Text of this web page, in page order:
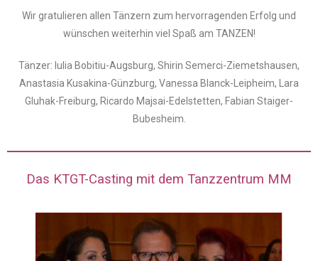
Wir gratulieren allen Tänzern zum hervorragenden Erfolg und
wünschen weiterhin viel Spaß am TANZEN!
Tänzer: Iulia Bobitiu-Augsburg, Shirin Semerci-Ziemetshausen,
Anastasia Kusakina-Günzburg, Vanessa Blanck-Leipheim, Lara
Gluhak-Freiburg, Ricardo Majsai-Edelstetten, Fabian Staiger-
Bubesheim.
Das KTGT-Casting mit dem Tanzzentrum MM